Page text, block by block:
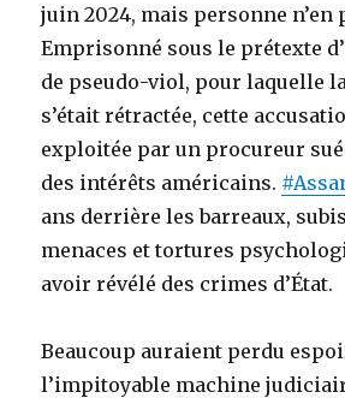
juin 2024, mais personne n’en
Emprisonné sous le prétexte
de pseudo-viol, pour laquelle
s’était rétractée, cette
exploitée par un procureur
des intérêts américains.
ans derrière les barreaux,
menaces et tortures
avoir révélé des crimes d’État.
Beaucoup auraient perdu
l’impitoyable machine